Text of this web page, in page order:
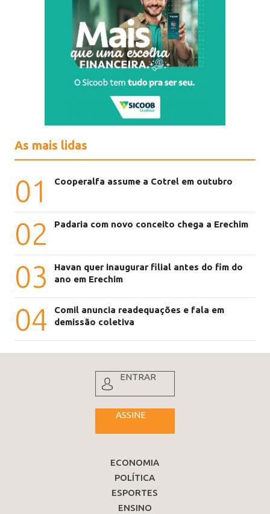
As mais lidas
01 Cooperalfa assume a Cotrel em outubro
02 Padaria com novo conceito chega a Erechim
03
Havan quer inaugurar filial antes do fim do
ano em Erechim
04
Comil anuncia readequações e fala em
demissão coletiva
ENTRAR
ASSINE
ECONOMIA
POLÍTICA
ESPORTES
ENSINO